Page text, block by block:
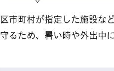
区市町村が指定した施設な
守るため、暑い時や外出中